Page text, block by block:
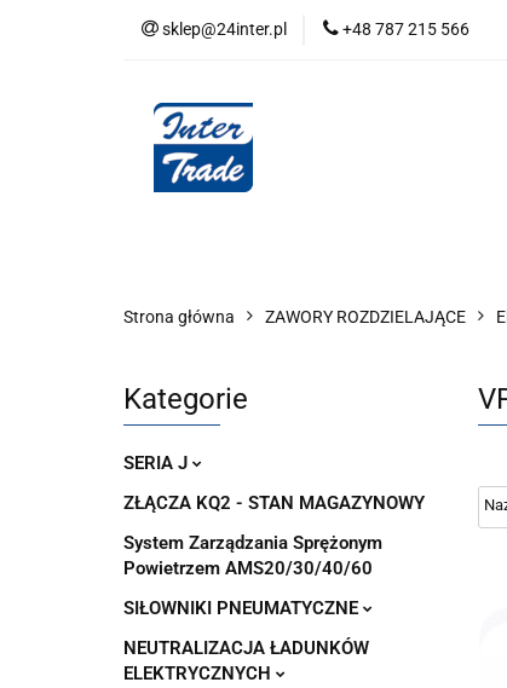
sklep@24inter.pl +48 787 215 566
AUDYT SPRĘŻONEGO POWIETRZA
AUDYT
Strona główna ZAWORY ROZDZIELAJĄCE
Kategorie
SERIA J
ZŁĄCZA KQ2 - STAN MAGAZYNOWY
System Zarządzania Sprężonym
Powietrzem AMS20/30/40/60
SIŁOWNIKI PNEUMATYCZNE
NEUTRALIZACJA ŁADUNKÓW
ELEKTRYCZNYCH